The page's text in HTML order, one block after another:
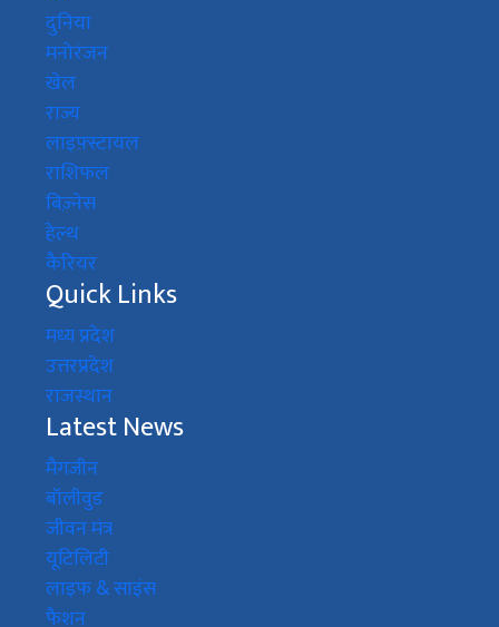
दुनिया
मनोरंजन
खेल
राज्य
लाइफ़्स्टायल
राशिफल
बिज़्नेस
हेल्थ
कैरियर
Quick Links
मध्य प्रदेश
उत्तरप्रदेश
राजस्थान
Latest News
मैगजीन
बॉलीवुड
जीवन मंत्र
यूटिलिटी
लाइफ & साइंस
फैशन